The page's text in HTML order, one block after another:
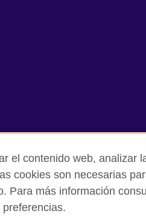
Mapa del sitio
el contenido web, analizar
cookies son necesarias
Para más información